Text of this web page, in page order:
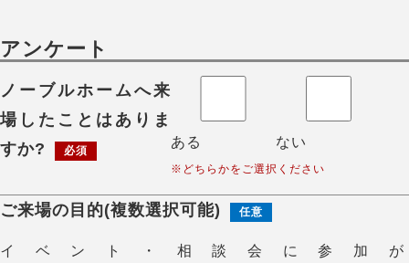
アンケート
ノーブルホームへ来
場したことはありま
すか?
必須
ある ない
※どちらかをご選択ください
ご来場の目的(複数選択可能) 任意
イベント・相談会に参加